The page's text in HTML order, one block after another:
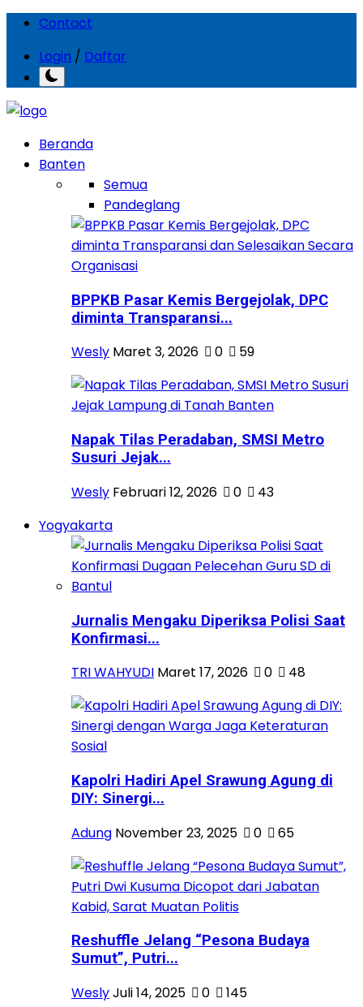
Contact
Login / Daftar
Beranda
Banten
Semua
Pandeglang
BPPKB Pasar Kemis Bergejolak, DPC
diminta Transparansi...
Wesly Maret 3, 2026 0 59
Napak Tilas Peradaban, SMSI Metro
Susuri Jejak...
Wesly Februari 12, 2026 0
43
Yogyakarta
Jurnalis Mengaku Diperiksa Polisi Saat
Konfirmasi...
TRI WAHYUDI Maret 17, 2026 0 48
Kapolri Hadiri Apel Srawung Agung di
DIY: Sinergi...
Adung November 23, 2025 0 65
Reshuffle Jelang “Pesona Budaya
Sumut”, Putri...
WeslyJuli 14, 2025 0 145